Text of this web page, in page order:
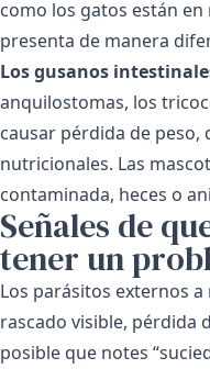
como los gatos están
presenta de manera
Los gusanos
anquilostomas, los
causar pérdida de peso,
nutricionales. Las
contaminada, heces o
Señales de
tener un
Los parásitos externos
rascado visible, pérdida
posible que notes